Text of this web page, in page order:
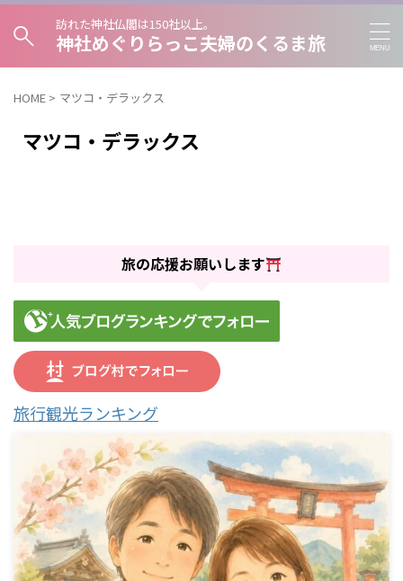
訪れた神社仏閣は150社以上。
神社めぐりらっこ夫婦のくるま旅
HOME > マツコ・デラックス
マツコ・デラックス
旅の応援お願いします
旅行観光ランキング